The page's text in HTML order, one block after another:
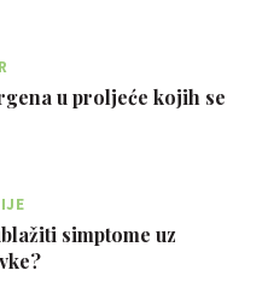
u proljeće kojih se
simptome uz